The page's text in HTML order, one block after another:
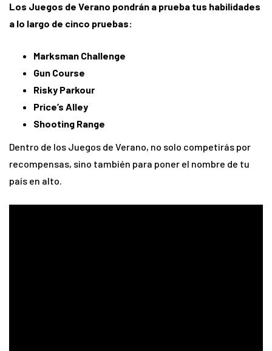
Los Juegos de Verano pondrán a prueba tus habilidades
a lo largo de cinco pruebas:
Marksman Challenge
Gun Course
Risky Parkour
Price’s Alley
Shooting Range
Dentro de los Juegos de Verano, no solo competirás por
recompensas, sino también para poner el nombre de tu
país en alto.